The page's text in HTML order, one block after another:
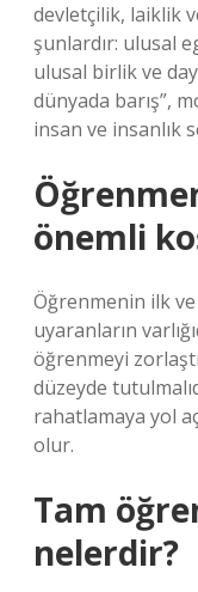
devletçilik, laiklik
şunlardır: ulusal
ulusal birlik ve
dünyada barış”,
insan ve insanlık
önemli
Öğrenmenin ilk
uyaranların
öğrenmeyi
düzeyde
rahatlamaya yol
olur.
Tam
nelerdir?